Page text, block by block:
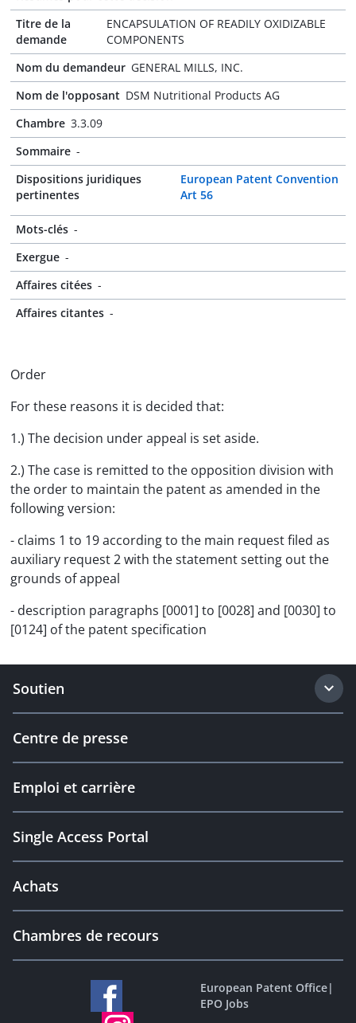
Titre de la
demande
ENCAPSULATION OF READILY OXIDIZABLE
COMPONENTS
Nom du demandeur GENERAL MILLS, INC.
Nom de l'opposant DSM Nutritional Products AG
Chambre 3.3.09
Sommaire -
Dispositions juridiques
pertinentes
European Patent Convention
Art 56
Mots-clés -
Exergue -
Affaires citées -
Affaires citantes -
Order
For these reasons it is decided that:
1.) The decision under appeal is set aside.
2.) The case is remitted to the opposition division with
the order to maintain the patent as amended in the
following version:
- claims 1 to 19 according to the main request filed as
auxiliary request 2 with the statement setting out the
grounds of appeal
- description paragraphs [0001] to [0028] and [0030] to
[0124] of the patent specification
Soutien
Centre de presse
Emploi et carrière
Single Access Portal
Achats
Chambres de recours
European Patent Office|
EPO Jobs